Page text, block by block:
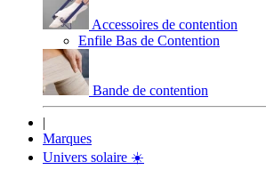
Accessoires de contention
Enfile Bas de Contention
Bande de contention
|
Marques
Univers solaire ☀️